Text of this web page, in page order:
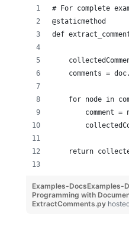
# For complete
@staticmethod
def
comments =
for node in
comment =
return
Examples-DocsExamples-
Programming with
ExtractComments.py